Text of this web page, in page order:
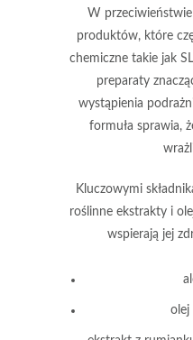
W
produktów, które
chemiczne takie jak
preparaty
wystąpienia
formuła sprawia,
Kluczowymi
roślinne ekstrakty i
wspierają jej
olej